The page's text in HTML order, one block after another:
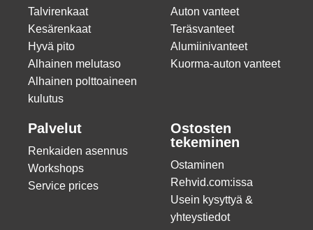
Talvirenkaat
Kesärenkaat
Hyvä pito
Alhainen melutaso
Alhainen polttoaineen
kulutus
Auton vanteet
Teräsvanteet
Alumiinivanteet
Kuorma-auton vanteet
Palvelut
Renkaiden asennus
Workshops
Service prices
Ostosten
tekeminen
Ostaminen
Rehvid.com:issa
Usein kysyttyä &
yhteystiedot